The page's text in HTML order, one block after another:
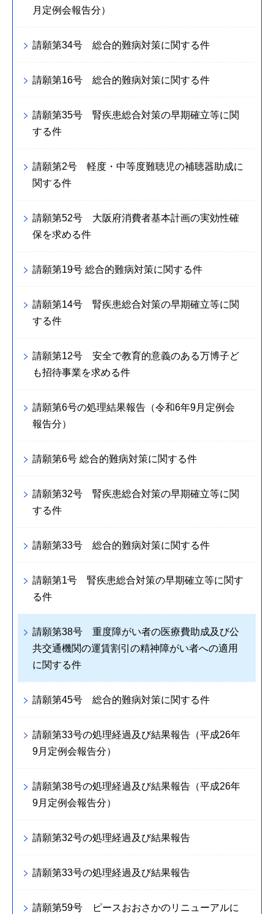
月定例会報告分）
請願第34号 総合的難病対策に関する件
請願第16号 総合的難病対策に関する件
請願第35号 腎疾患総合対策の早期確立等に関
する件
請願第2号 軽度・中等度難聴児の補聴器助成に
関する件
請願第52号 大阪府消費者基本計画の実効性確
保を求める件
請願第19号 総合的難病対策に関する件
請願第14号 腎疾患総合対策の早期確立等に関
する件
請願第12号 安全で教育的意義のある万博子ど
も招待事業を求める件
請願第6号の処理結果報告（令和6年9月定例会
報告分）
請願第6号 総合的難病対策に関する件
請願第32号 腎疾患総合対策の早期確立等に関
する件
請願第33号 総合的難病対策に関する件
請願第1号 腎疾患総合対策の早期確立等に関す
る件
請願第38号 重度障がい者の医療費助成及び公
共交通機関の運賃割引の精神障がい者への適用
に関する件
請願第45号 総合的難病対策に関する件
請願第33号の処理経過及び結果報告（平成26年
9月定例会報告分）
請願第38号の処理経過及び結果報告（平成26年
9月定例会報告分）
請願第32号の処理経過及び結果報告
請願第33号の処理経過及び結果報告
請願第59号 ピースおおさかのリニューアルに